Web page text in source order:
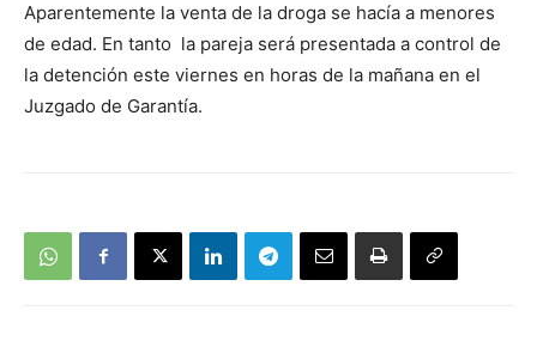
Aparentemente la venta de la droga se hacía a menores
de edad. En tanto la pareja será presentada a control de
la detención este viernes en horas de la mañana en el
Juzgado de Garantía.